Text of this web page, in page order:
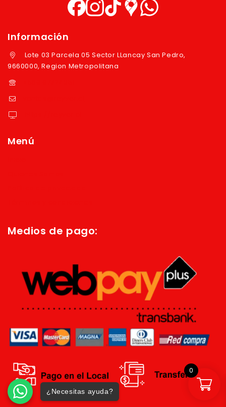
Información
Lote 03 Parcela 05 Sector LLancay San Pedro,
9660000, Region Metropolitana
Menú
Medios de pago:
¿Necesitas ayuda?
0